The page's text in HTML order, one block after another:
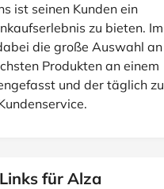
ist seinen Kunden ein
zu bieten. Im
die große Auswahl an
Produkten an einem
und der täglich zu
für Alza